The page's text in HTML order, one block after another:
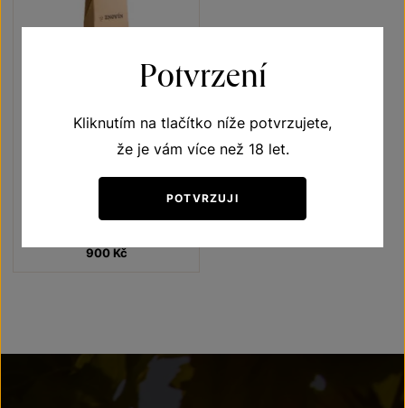
900 Kč
Potvrzení
Kliknutím na tlačítko níže potvrzujete,
že je vám více než 18 let.
POTVRZUJI